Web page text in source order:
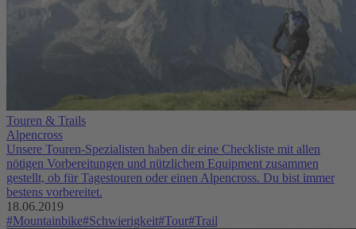
Touren & Trails
Alpencross
Unsere Touren-Spezialisten haben dir eine Checkliste mit allen
nötigen Vorbereitungen und nützlichem Equipment zusammen
gestellt, ob für Tagestouren oder einen Alpencross. Du bist immer
bestens vorbereitet.
18.06.2019
#Mountainbike#Schwierigkeit#Tour#Trail